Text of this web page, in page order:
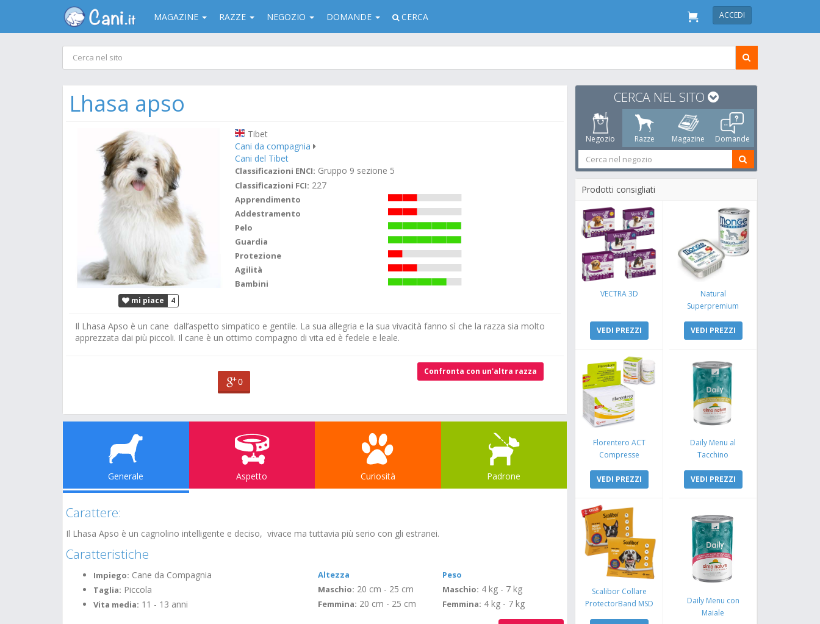
MAGAZINE RAZZE NEGOZIO DOMANDE CERCA ACCEDI
Lhasa apso
mi piace 4
Tibet
Cani da compagnia
Cani del Tibet
Classificazioni ENCI: Gruppo 9 sezione 5
Classificazioni FCI: 227
Apprendimento
Addestramento
Pelo
Guardia
Protezione
Agilità
Bambini
Il Lhasa Apso è un cane dall’aspetto simpatico e gentile. La sua allegria e la sua vivacità fanno sì che la razza sia molto
apprezzata dai più piccoli. Il cane è un ottimo compagno di vita ed è fedele e leale.
0
Confronta con un'altra razza
Generale Aspetto Curiosità Padrone
Carattere:
Il Lhasa Apso è un cagnolino intelligente e deciso, vivace ma tuttavia più serio con gli estranei.
Caratteristiche
Impiego: Cane da Compagnia
Taglia: Piccola
Vita media: 11 - 13 anni
Altezza
Maschio: 20 cm - 25 cm
Femmina: 20 cm - 25 cm
Peso
Maschio: 4 kg - 7 kg
Femmina: 4 kg - 7 kg
CERCA NEL SITO
Negozio Razze Magazine Domande
Prodotti consigliati
VECTRA 3D
VEDI PREZZI
Natural
Superpremium
Coniglio e Mela
VEDI PREZZI
Florentero ACT
Compresse
VEDI PREZZI
Daily Menu al
Tacchino
VEDI PREZZI
Scalibor Collare
ProtectorBand MSD
Daily Menu con
Maiale